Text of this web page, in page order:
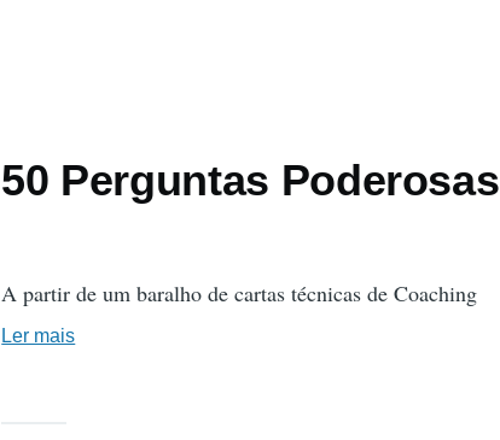
50 Perguntas Poderosas
A partir de um baralho de cartas técnicas de Coaching
Ler mais